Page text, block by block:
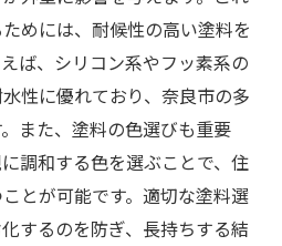
めには、耐候性の高い塗料を
ば、シリコン系やフッ素系の
性に優れており、奈良市の多
また、塗料の色選びも重要
調和する色を選ぶことで、住
とが可能です。適切な塗料選
するのを防ぎ、長持ちする結